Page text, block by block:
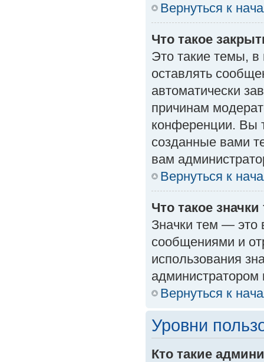
Вернуться к
Что такое
Это такие темы, в
оставлять
автоматически
причинам
конференции. Вы
созданные вами
вам
Вернуться к
Что такое значки
Значки тем — это
сообщениями и
использования
Вернуться к
Уровни
Кто такие